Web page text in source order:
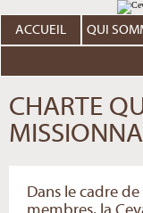
au
contenu.
Aller
personnels
ACCUEIL QUI
CHARTE
Dans le cadre